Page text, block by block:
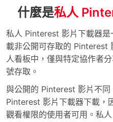
什麼是私人
私人 Pinterest 影片下載器
載非公開可存取的 Pinterest
人看板中，僅與特定協作者
號存取。
與公開的 Pinterest 影片不同
Pinterest 影片下載器下載，
觀看權限的使用者可用。私